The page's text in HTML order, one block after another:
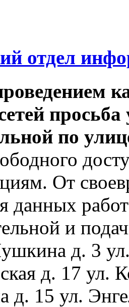
отдел
по
От
данных
и
д. 3
д. 17 ул.
д. 15 ул.